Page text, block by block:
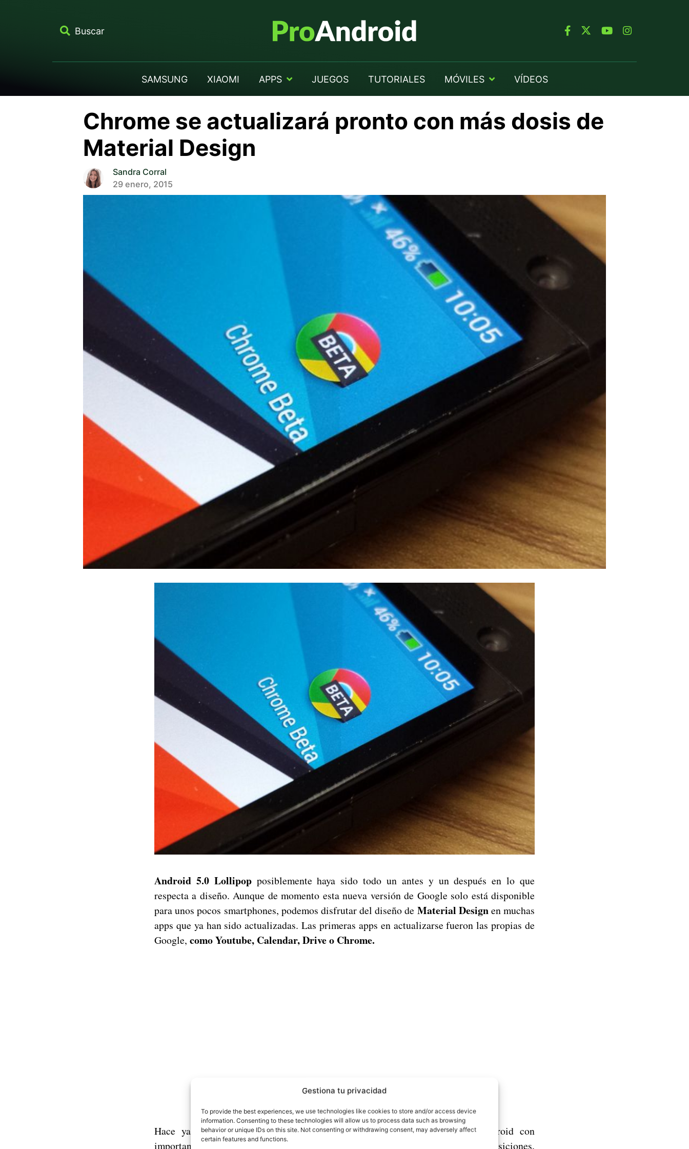
Gestiona tu privacidad
To provide the best experiences, we use technologies like cookies to store and/or access device
information. Consenting to these technologies will allow us to process data such as browsing
behavior or unique IDs on this site. Not consenting or withdrawing consent, may adversely affect
certain features and functions.
Buscar
SAMSUNG XIAOMI APPS JUEGOS TUTORIALES MÓVILES VÍDEOS
Chrome se actualizará pronto con más dosis de
Material Design
Sandra Corral
29 enero, 2015
Android 5.0 Lollipopposiblemente haya sido todo un antes y un después en lo que
respecta a diseño. Aunque de momento esta nueva versión de Google solo está disponible
para unos pocos smartphones, podemos disfrutar del diseño de Material Designen muchas
apps que ya han sido actualizadas. Las primeras apps en actualizarse fueron las propias de
Google, como Youtube, Calendar, Drive o Chrome.
Hace ya unas semanas quefue actualizada la app de Chromepara Android con
importantes renovaciones de diseño, como los colores, las animaciones y las transiciones,